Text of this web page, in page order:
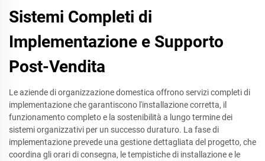
Sistemi Completi di
Implementazione e Supporto
Post-Vendita
Le aziende di organizzazione domestica offrono servizi completi di
implementazione che garantiscono l'installazione corretta, il
funzionamento completo e la sostenibilità a lungo termine dei
sistemi organizzativi per un successo duraturo. La fase di
implementazione prevede una gestione dettagliata del progetto, che
coordina gli orari di consegna, le tempistiche di installazione e le